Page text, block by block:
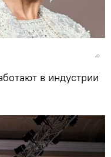
в индустрии